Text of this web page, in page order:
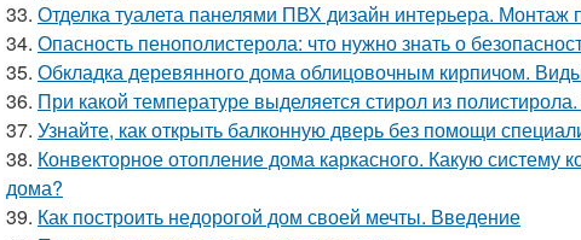
33. Отделка туалета панелями ПВХ дизайн интерьера. Монтаж
34. Опасность пенополистерола: что нужно знать о
35. Обкладка деревянного дома облицовочным кирпичом.
36. При какой температуре выделяется стирол из
37. Узнайте, как открыть балконную дверь без помощи
38. Конвекторное отопление дома каркасного. Какую систему
дома?
39. Как построить недорогой дом своей мечты. Введение